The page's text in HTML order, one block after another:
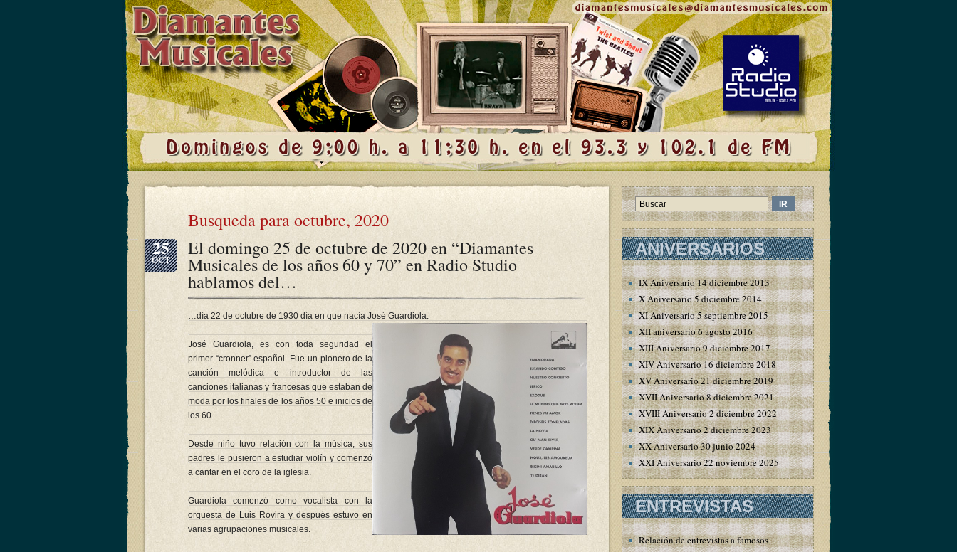
Busqueda para octubre, 2020
25
OCT
El domingo 25 de octubre de 2020 en “Diamantes
Musicales de los años 60 y 70” en Radio Studio
hablamos del…
…día 22 de octubre de 1930 día en que nacía José Guardiola.
José Guardiola, es con toda seguridad el
primer “cronner” español. Fue un pionero de la
canción melódica e introductor de las
canciones italianas y francesas que estaban de
moda por los finales de los años 50 e inicios de
los 60.
Desde niño tuvo relación con la música, sus
padres le pusieron a estudiar violín y comenzó
a cantar en el coro de la iglesia.
Guardiola comenzó como vocalista con la
orquesta de Luis Rovira y después estuvo en
varias agrupaciones musicales.
ANIVERSARIOS
IX Aniversario 14 diciembre 2013
X Aniversario 5 diciembre 2014
XI Aniversario 5 septiembre 2015
XII aniversario 6 agosto 2016
XIII Aniversario 9 diciembre 2017
XIV Aniversario 16 diciembre 2018
XV Aniversario 21 diciembre 2019
XVII Aniversario 8 diciembre 2021
XVIII Aniversario 2 diciembre 2022
XIX Aniversario 2 diciembre 2023
XX Aniversario 30 junio 2024
XXI Aniversario 22 noviembre 2025
ENTREVISTAS
Relación de entrevistas a famosos